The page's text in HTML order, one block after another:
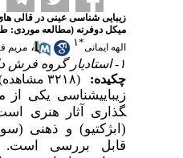
زیبایی شناسی عینی در قالی
میکل دوفرنه (مطالعه موردی:
الهه ایمانی*۱ ، مریم
۱- استادیار گروه فرش دانشگاه هنر شیراز
چکیده:
(۳۲۱۸ مشاهده)
زیبایی­شناسی یکی
گذاری آثار هنری
(ابژکتیو) و ذهنی
قابل بررسی است.